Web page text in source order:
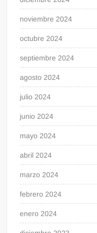
noviembre 2024
octubre 2024
septiembre 2024
agosto 2024
julio 2024
junio 2024
mayo 2024
abril 2024
marzo 2024
febrero 2024
enero 2024